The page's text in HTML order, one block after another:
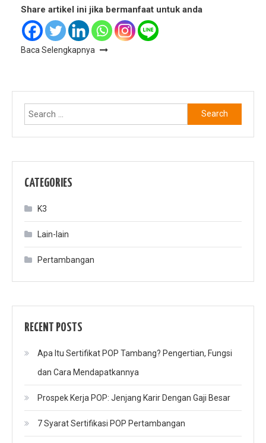
Share artikel ini jika bermanfaat untuk anda
Baca Selengkapnya
Search
for:
CATEGORIES
K3
Lain-lain
Pertambangan
RECENT POSTS
Apa Itu Sertifikat POP Tambang? Pengertian, Fungsi
dan Cara Mendapatkannya
Prospek Kerja POP: Jenjang Karir Dengan Gaji Besar
7 Syarat Sertifikasi POP Pertambangan